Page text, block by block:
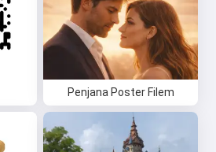
Penjana Poster Filem